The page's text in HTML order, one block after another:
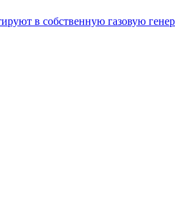
в собственную газовую